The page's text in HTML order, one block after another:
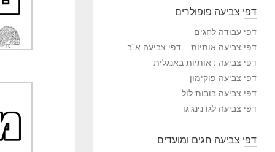
י
ה
צ
י
ע
ה
דפי צביעה פופולרים
דפי עבודה לחגים
דפי צביעה אותיות – דפי צביעה א”ב
דפי צביעה : אותיות באנגלית
דפי צביעה פוקימון
דפי צביעה בובות לול
דפי צביעה לגו נינג’גו
דפי צביעה חגים ומועדים